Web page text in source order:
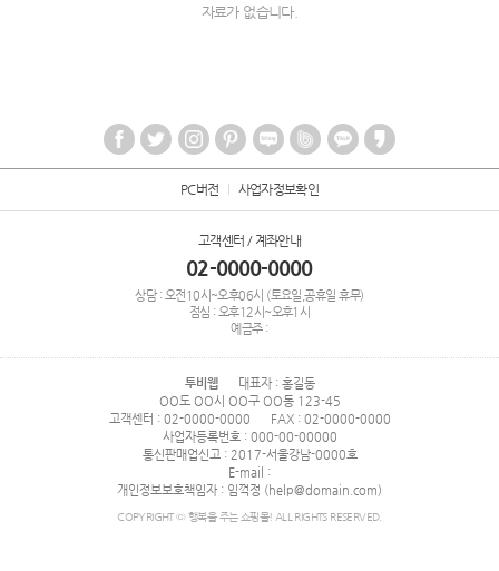
자료가 없습니다.
PC버전 사업자정보확인
고객센터 / 계좌안내
02-0000-0000
상담 : 오전10시~오후06시 (토요일,공휴일 휴무)
점심 : 오후12시~오후1시
예금주 :
투비웹
대표자 : 홍길동
OO도 OO시 OO구 OO동 123-45
고객센터 : 02-0000-0000
FAX : 02-0000-0000
사업자등록번호 : 000-00-00000
통신판매업신고 : 2017-서울강남-0000호
E-mail :
개인정보보호책임자 : 임꺽정 (help@domain.com)
COPYRIGHT © 행복을 주는 쇼핑몰! ALL RIGHTS RESERVED.